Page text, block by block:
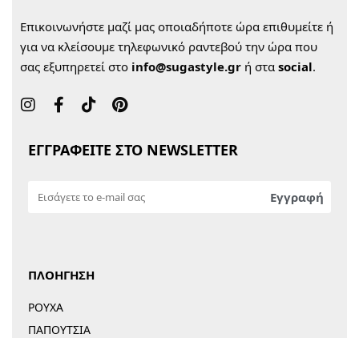
Επικοινωνήστε μαζί μας οποιαδήποτε ώρα επιθυμείτε ή
για να κλείσουμε τηλεφωνικό ραντεβού την ώρα που
σας εξυπηρετεί στο info@sugastyle.gr ή στα social.
ΕΓΓΡΑΦΕΙΤΕ ΣΤΟ NEWSLETTER
ΠΛΟΗΓΗΣΗ
ΡΟΥΧΑ
ΠΑΠΟΥΤΣΙΑ